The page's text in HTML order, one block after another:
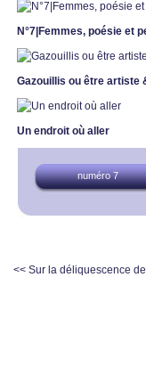
N°7|Femmes, poésie et
Gazouillis ou être artiste
Un endroit où aller
numéro 7
<< Sur la déliquescence de